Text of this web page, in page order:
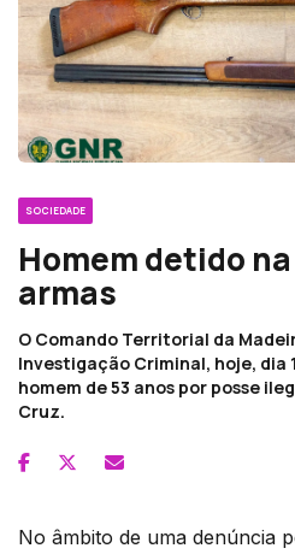
SOCIEDADE
Homem detido
armas
O Comando Territorial da
Investigação Criminal, hoje, dia
homem de 53 anos por posse
Cruz.
No âmbito de uma denúncia